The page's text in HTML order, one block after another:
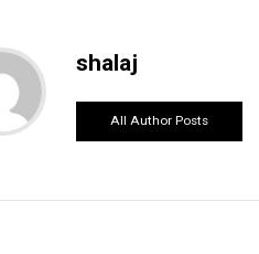
shalaj
All Author Posts